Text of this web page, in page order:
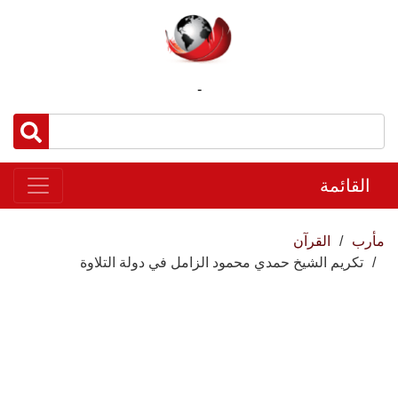
-
القائمة
مأرب
القرآن
تكريم الشيخ حمدي محمود الزامل في دولة التلاوة